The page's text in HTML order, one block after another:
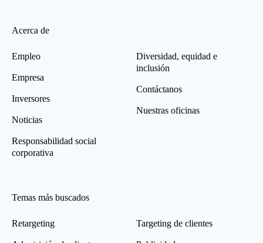
Acerca de
Empleo
Empresa
Inversores
Noticias
Responsabilidad social
corporativa
Diversidad, equidad e
inclusión
Contáctanos
Nuestras oficinas
Temas más buscados
Retargeting Targeting de clientes